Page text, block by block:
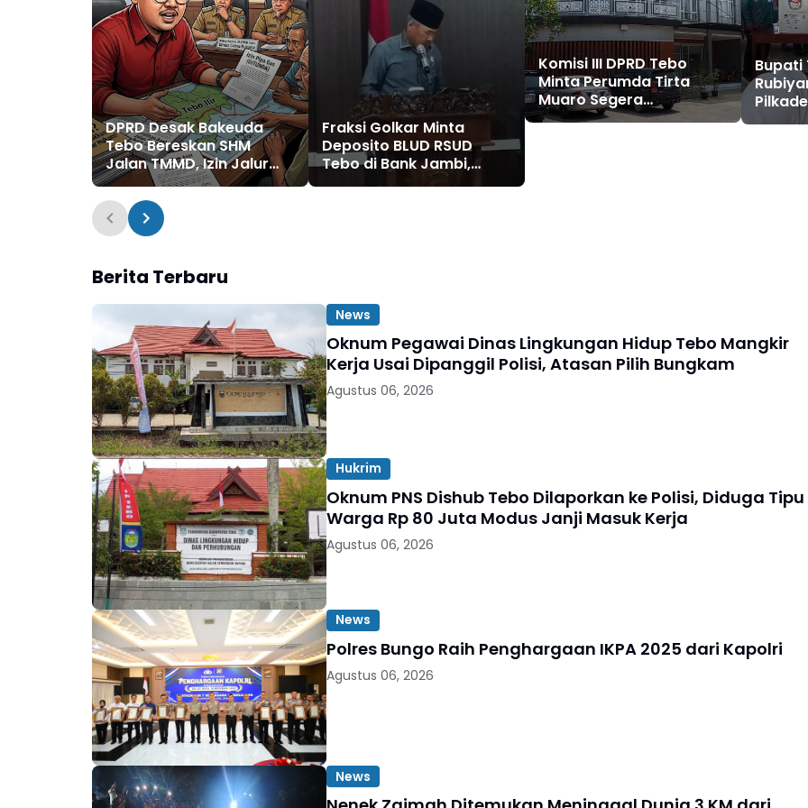
DPRD Desak Bakeuda
Tebo Bereskan SHM
Jalan TMMD, Izin Jalur
Pipa PT Montd'Or Diminta
Ditunda
Fraksi Golkar Minta
Deposito BLUD RSUD
Tebo di Bank Jambi,
Soroti Pelayanan, CSR,
Komisi III DPRD Tebo
Minta Perumda Tirta
Muaro Segera
Kembalikan Temuan BPK
Bupati
dan
Berita Terbaru
News
Oknum Pegawai Dinas Lingkungan Hidup Tebo Mangkir
Kerja Usai Dipanggil Polisi, Atasan Pilih Bungkam
Agustus 06, 2026
Hukrim
Oknum PNS Dishub Tebo Dilaporkan ke Polisi, Diduga Tipu
Warga Rp 80 Juta Modus Janji Masuk Kerja
Agustus 06, 2026
News
Polres Bungo Raih Penghargaan IKPA 2025 dari Kapolri
Agustus 06, 2026
News